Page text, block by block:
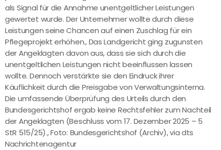
als Signal für die Annahme unentgeltlicher Leistungen
gewertet wurde. Der Unternehmer wollte durch diese
Leistungen seine Chancen auf einen Zuschlag für ein
Pflegeprojekt erhöhen., Das Landgericht ging zugunsten
der Angeklagten davon aus, dass sie sich durch die
unentgeltlichen Leistungen nicht beeinflussen lassen
wollte. Dennoch verstärkte sie den Eindruck ihrer
Käuflichkeit durch die Preisgabe von Verwaltungsinterna.
Die umfassende Überprüfung des Urteils durch den
Bundesgerichtshof ergab keine Rechtsfehler zum Nachteil
der Angeklagten (Beschluss vom 17. Dezember 2025 – 5
StR 515/25)., Foto: Bundesgerichtshof (Archiv), via dts
Nachrichtenagentur